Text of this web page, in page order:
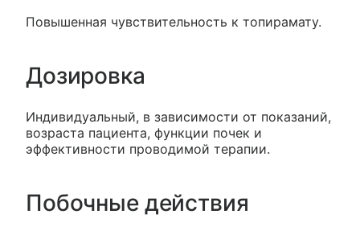
Повышенная чувствительность к топирамату.
Дозировка
Индивидуальный, в зависимости от показаний,
возраста пациента, функции почек и
эффективности проводимой терапии.
Побочные действия